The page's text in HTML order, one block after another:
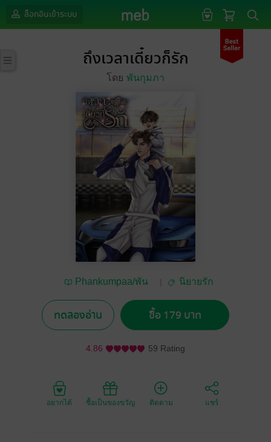
ล็อกอินเข้าระบบ
ถึงเวลาเดี๋ยวก็รัก
โดย พันกุมภา
Phankumpaa/พัน
นิยายรัก
ทดลองอ่าน ซื้อ 179 บาท
4.86 59 Rating
อยากได้ ซื้อเป็นของขวัญ ติดตาม แชร์